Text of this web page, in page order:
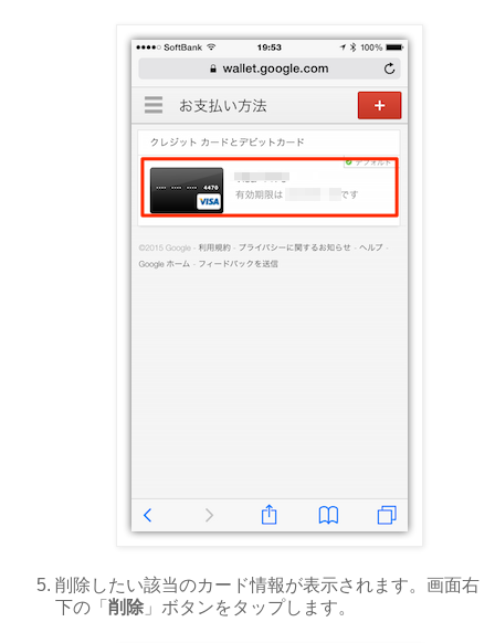
削除したい該当のカード情報が表示されます。画面右
下の「 削除 」ボタンをタップします。